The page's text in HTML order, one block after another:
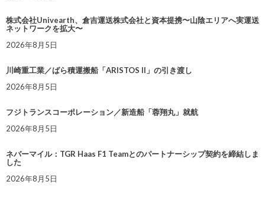
株式会社Univearth、倉吉運送株式会社と資本提携〜山陰エリアへ実運送
ネットワークを拡大〜
2026年8月5日
川崎重工業／ばら積運搬船「ARISTOS II」の引き渡し
2026年8月5日
フジトランスコーポレーション／新造船「蓉翔丸」就航
2026年8月5日
ネバーマイル：TGR Haas F1 Teamとのパートナーシップ契約を締結しま
した
2026年8月5日